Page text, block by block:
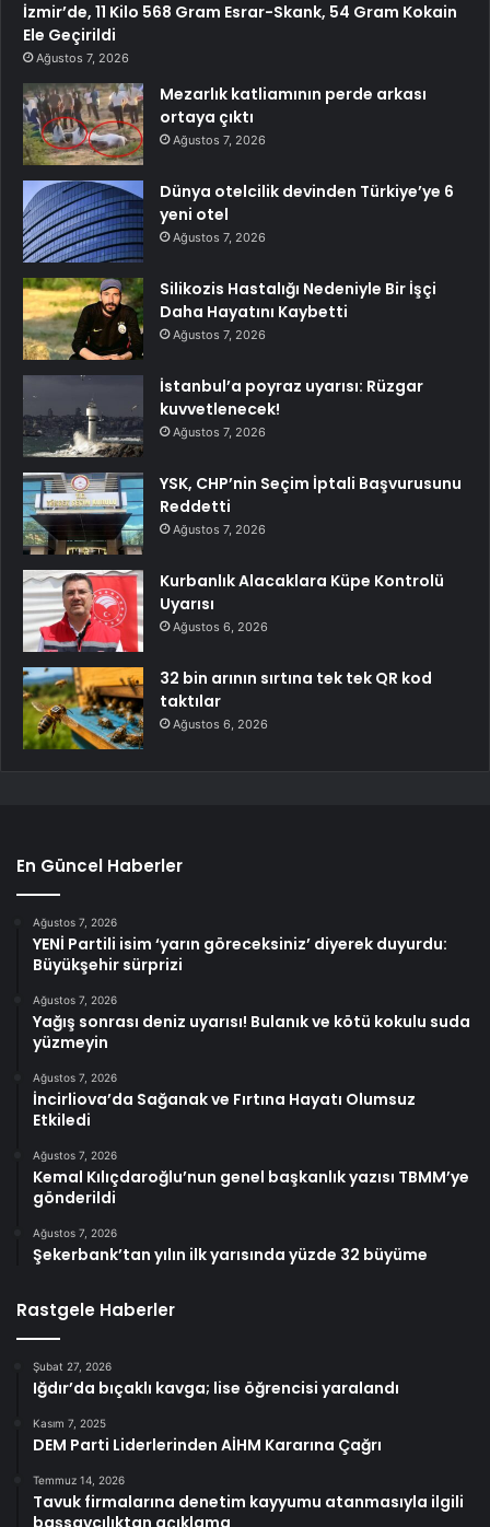
İzmir’de, 11 Kilo 568 Gram Esrar-Skank, 54 Gram Kokain
Ele Geçirildi
Ağustos 7, 2026
Mezarlık katliamının perde arkası
ortaya çıktı
Ağustos 7, 2026
Dünya otelcilik devinden Türkiye’ye 6
yeni otel
Ağustos 7, 2026
Silikozis Hastalığı Nedeniyle Bir İşçi
Daha Hayatını Kaybetti
Ağustos 7, 2026
İstanbul’a poyraz uyarısı: Rüzgar
kuvvetlenecek!
Ağustos 7, 2026
YSK, CHP’nin Seçim İptali Başvurusunu
Reddetti
Ağustos 7, 2026
Kurbanlık Alacaklara Küpe Kontrolü
Uyarısı
Ağustos 6, 2026
32 bin arının sırtına tek tek QR kod
taktılar
Ağustos 6, 2026
En Güncel Haberler
Ağustos 7, 2026
YENİ Partili isim ‘yarın göreceksiniz’ diyerek duyurdu:
Büyükşehir sürprizi
Ağustos 7, 2026
Yağış sonrası deniz uyarısı! Bulanık ve kötü kokulu suda
yüzmeyin
Ağustos 7, 2026
İncirliova’da Sağanak ve Fırtına Hayatı Olumsuz
Etkiledi
Ağustos 7, 2026
Kemal Kılıçdaroğlu’nun genel başkanlık yazısı TBMM’ye
gönderildi
Ağustos 7, 2026
Şekerbank’tan yılın ilk yarısında yüzde 32 büyüme
Rastgele Haberler
Şubat 27, 2026
Iğdır’da bıçaklı kavga; lise öğrencisi yaralandı
Kasım 7, 2025
DEM Parti Liderlerinden AİHM Kararına Çağrı
Temmuz 14, 2026
Tavuk firmalarına denetim kayyumu atanmasıyla ilgili